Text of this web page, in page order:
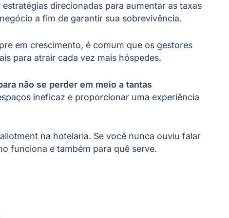
direcionadas para aumentar as taxas
a fim de garantir sua sobrevivência.
em crescimento, é comum que os gestores
para atrair cada vez mais hóspedes.
não se perder em meio a tantas
ineficaz e proporcionar uma experiência
na hotelaria. Se você nunca ouviu falar
funciona e também para quê serve.